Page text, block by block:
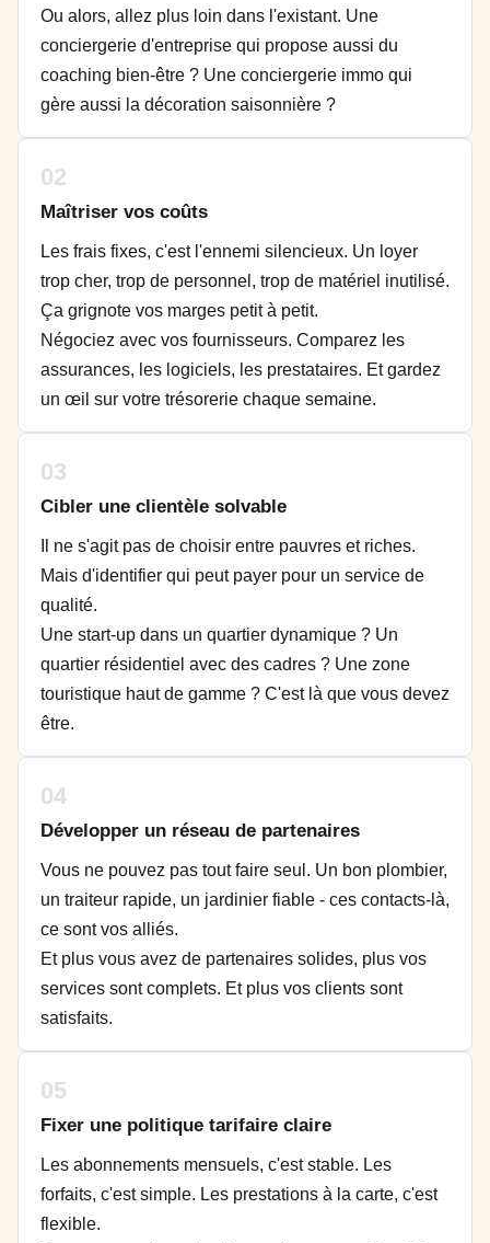
Ou alors, allez plus loin dans l'existant. Une
conciergerie d'entreprise qui propose aussi du
coaching bien-être ? Une conciergerie immo qui
gère aussi la décoration saisonnière ?
02
Maîtriser vos coûts
Les frais fixes, c'est l'ennemi silencieux. Un loyer
trop cher, trop de personnel, trop de matériel inutilisé.
Ça grignote vos marges petit à petit.
Négociez avec vos fournisseurs. Comparez les
assurances, les logiciels, les prestataires. Et gardez
un œil sur votre trésorerie chaque semaine.
03
Cibler une clientèle solvable
Il ne s'agit pas de choisir entre pauvres et riches.
Mais d'identifier qui peut payer pour un service de
qualité.
Une start-up dans un quartier dynamique ? Un
quartier résidentiel avec des cadres ? Une zone
touristique haut de gamme ? C'est là que vous devez
être.
04
Développer un réseau de partenaires
Vous ne pouvez pas tout faire seul. Un bon plombier,
un traiteur rapide, un jardinier fiable - ces contacts-là,
ce sont vos alliés.
Et plus vous avez de partenaires solides, plus vos
services sont complets. Et plus vos clients sont
satisfaits.
05
Fixer une politique tarifaire claire
Les abonnements mensuels, c'est stable. Les
forfaits, c'est simple. Les prestations à la carte, c'est
flexible.